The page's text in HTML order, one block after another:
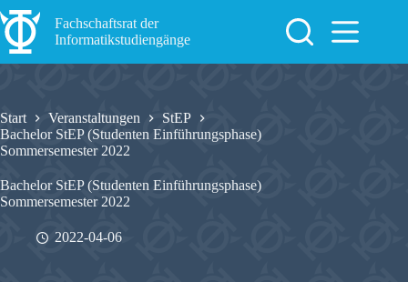
Zum
Inhalt
springen
Fachschaftsrat der
Informatikstudiengänge
Start Veranstaltungen
StEP
Bachelor StEP (Studenten Einführungsphase)
Sommersemester 2022
Bachelor StEP (Studenten Einführungsphase)
Sommersemester 2022
2022-04-06